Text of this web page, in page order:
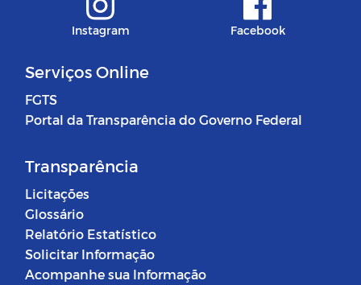
Instagram Facebook
Serviços Online
FGTS
Portal da Transparência do Governo Federal
Transparência
Licitações
Glossário
Relatório Estatístico
Solicitar Informação
Acompanhe sua Informação